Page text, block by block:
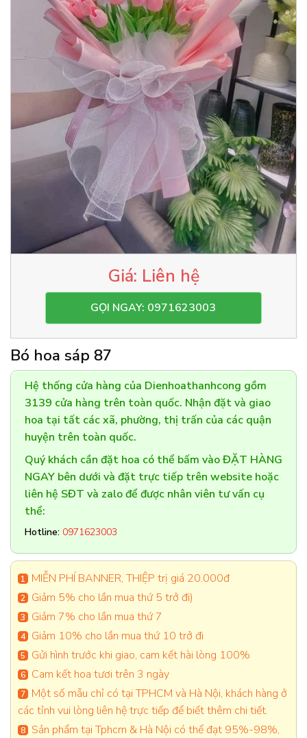
Liên hệ
GỌI NGAY: 0971623003
Bó hoa sáp 87
Hệ thống cửa hàng của Dienhoathanhcong gồm
3139 cửa hàng trên toàn quốc. Nhận đặt và giao
hoa tại tất các xã, phường, thị trấn của các quận
huyện trên toàn quốc.
Quý khách cần đặt hoa có thể bấm vào ĐẶT HÀNG
NGAY bên dưới và đặt trực tiếp trên website hoặc
liên hệ SĐT và zalo để được nhân viên tư vấn cụ
thể:
Hotline: 0971623003
MIỄN PHÍ BANNER, THIỆP trị giá 20.000đ
Giảm 5% cho lần mua thứ 5 trở đi)
Giảm 7% cho lần mua thứ 7
Giảm 10% cho lần mua thứ 10 trở đi
Gửi hình trước khi giao, cam kết hài lòng 100%
Cam kết hoa tươi trên 3 ngày
Một số mẫu chỉ có tại TPHCM và Hà Nội, khách hàng ở
các tỉnh vui lòng liên hệ trực tiếp để biết thêm chi tiết.
Sản phẩm tại Tphcm & Hà Nội có thể đạt 95%-98%,